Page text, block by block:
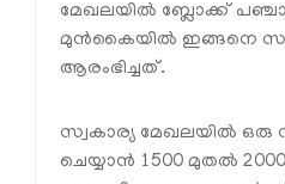
മേഖലയില്‍ ബ്ലോക്ക്
മുന്‍കൈയില്‍ ഇങ്ങനെ
ആരംഭിച്ചത്.
സ്വകാര്യ മേഖലയില്‍
ചെയ്യാന്‍ 1500 മുതല്‍